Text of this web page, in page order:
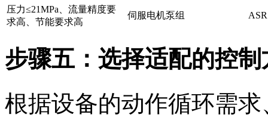
压力≤21MPa、流量精度要
求高、节能要求高
伺服电机泵组
步骤五：选择适配的控制
根据设备的动作循环需